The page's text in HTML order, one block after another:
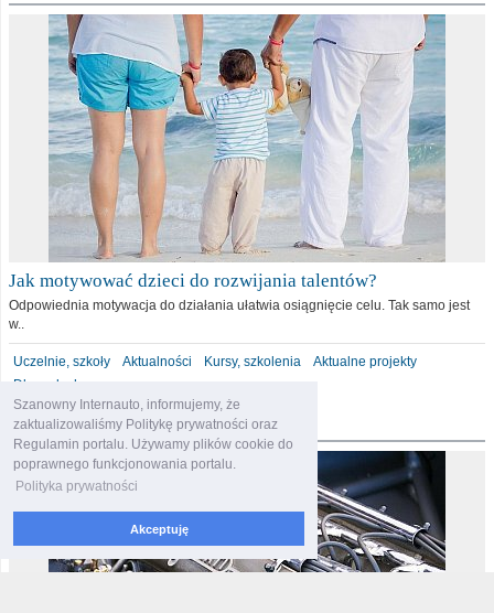
Szanowny Internauto, informujemy, że
zaktualizowaliśmy Politykę prywatności oraz
Regulamin portalu. Używamy plików cookie do
poprawnego funkcjonowania portalu.
Polityka prywatności
Akceptuję
Jak motywować dzieci do rozwijania talentów?
Odpowiednia motywacja do działania ułatwia osiągnięcie celu. Tak samo jest
w..
Uczelnie, szkoły Aktualności Kursy, szkolenia
Aktualne projekty
Dla malucha
motoryzacja